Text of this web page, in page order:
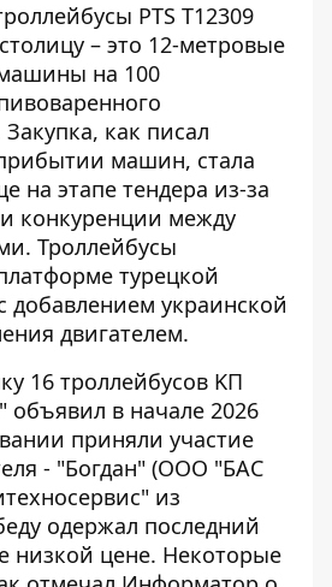
PTS T12309
– это 12-метровые
на 100
как писал
машин, стала
на этапе тендера из-за
конкуренции между
Троллейбусы
турецкой
добавлением украинской
двигателем.
16 троллейбусов KП
объявил в начале 2026
приняли участие
- "Богдан" (ООО "БАС
из
одержал последний
низкой цене. Некоторые